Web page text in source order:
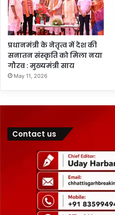
प्रधानमंत्री के नेतृत्व में देश की
सनातन संस्कृति को मिला नया
गौरव : मुख्यमंत्री साय
May 11, 2026
Contact us